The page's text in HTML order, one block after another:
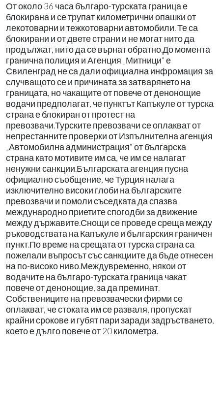
От около 36 часа българо-турската граница е
блокирана и се трупат километрични опашки от
лекотоварни и тежкотоварни автомобили. Те са
блокирани и от двете страни и не могат нито да
продължат, нито да се върнат обратно.До момента
гранична полиция и Агенция „Митници“ е
Свиленград не са дали официална инфромация за
случващото се и причината за затварянето на
границата, но чакащите от повече от денонощие
водачи предполагат, че пунктът Капъкуле от турска
страна е блокиран от протест на
превозвачи.Турските превозвачи се оплакват от
непрестанните проверки от Изпълнителна агенция
„Автомобилна администрация“ от българска
страна като мотивите им са, че им се налагат
ненужни санкции.Българската агенция пусна
официално съобщение, че Турция налага
изключително високи глоби на българските
превозвачи и помоли съседката да спазва
международно приетите спогодби за движение
между държавите.Снощи се проведе среща между
ръководствата на Капъкуле и българския граничен
пункт.По време на срещата от турска страна са
пожелали въпросът със санкциите да бъде отнесен
на по-високо ниво.Междувременно, някои от
водачите на българо-турската граница чакат
повече от денонощие, за да преминат.
Собствениците на превозвачески фирми се
оплакват, че стоката им се разваля, пропускат
крайни срокове и губят пари заради задръстването,
което е дълго повече от 20 километра.